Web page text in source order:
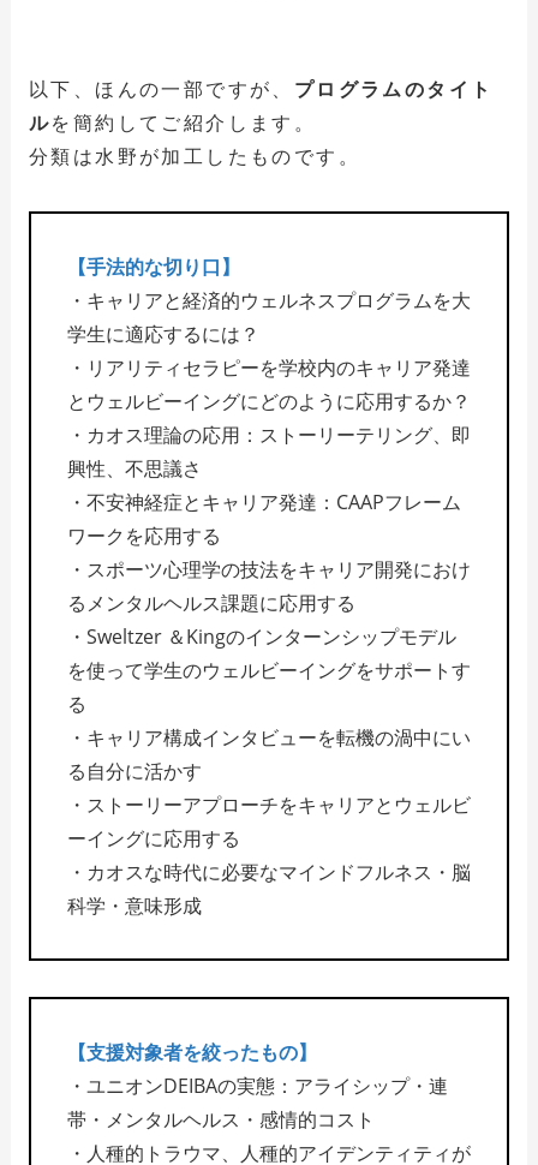
以下、ほんの一部ですが、 プログラムのタイト
ルを簡約してご紹介します。
分類は水野が加工したものです。
【手法的な切り口】
・キャリアと経済的ウェルネスプログラムを大
学生に適応するには？
・リアリティセラピーを学校内のキャリア発達
とウェルビーイングにどのように応用するか？
・カオス理論の応用：ストーリーテリング、即
興性、不思議さ
・不安神経症とキャリア発達：CAAPフレーム
ワークを応用する
・スポーツ心理学の技法をキャリア開発におけ
るメンタルヘルス課題に応用する
・Sweltzer ＆Kingのインターンシップモデル
を使って学生のウェルビーイングをサポートす
る
・キャリア構成インタビューを転機の渦中にい
る自分に活かす
・ストーリーアプローチをキャリアとウェルビ
ーイングに応用する
・カオスな時代に必要なマインドフルネス・脳
科学・意味形成
【支援対象者を絞ったもの】
・ユニオンDEIBAの実態：アライシップ・連
帯・メンタルヘルス・感情的コスト
・人種的トラウマ、人種的アイデンティティが